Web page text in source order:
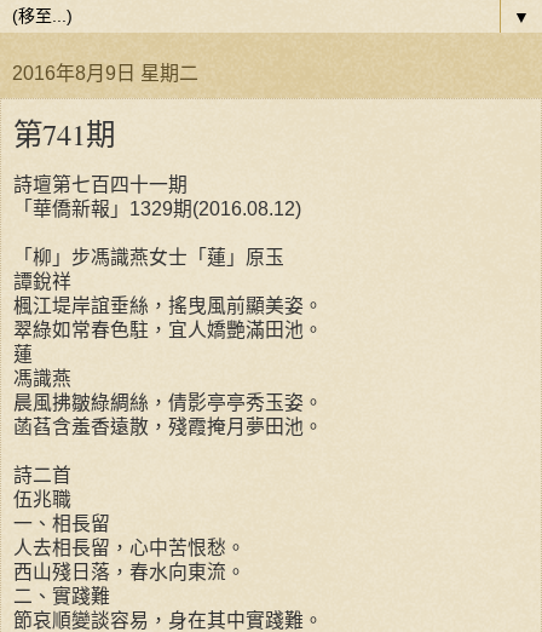
▼
2016年8月9日 星期二
第741期
詩壇第七百四十一期
「華僑新報」1329期(2016.08.12)
「柳」步馮識燕女士「蓮」原玉
譚銳祥
楓江堤岸誼垂絲，搖曳風前顯美姿。
翠綠如常春色駐，宜人嬌艷滿田池。
蓮
馮識燕
晨風拂皺綠綢絲，倩影亭亭秀玉姿。
菡萏含羞香遠散，殘霞掩月夢田池。
詩二首
伍兆職
一、相長留
人去相長留，心中苦恨愁。
西山殘日落，春水向東流。
二、實踐難
節哀順變談容易，身在其中實踐難。